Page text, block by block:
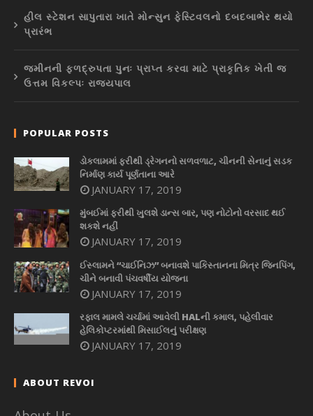
હીલ સ્ટેશન સાપુતારા ખાતે મોન્સુન ફેસ્ટિવલનો દબદબાભેર થયો
પ્રારંભ
જમીનની ફળદ્રુપતા પુનઃ પ્રાપ્ત કરવા માટે પ્રાકૃતિક ખેતી જ
ઉત્તમ વિકલ્પઃ રાજ્યપાલ
POPULAR POSTS
ડોકલામમાં ફરીથી ડ્રેગનનો સળવળાટ, ચીનની સેનાનું સડક
નિર્માણ કાર્ય પૂર્ણતાના આરે
JANUARY 17, 2019
મુંબઈમાં ફરીથી ખુલશે ડાન્સ બાર, પણ નોટોનો વરસાદ થઈ
શકશે નહીં
JANUARY 17, 2019
ઈસ્લામને “ચાઈનિઝ” બનાવશે પાકિસ્તાનના મિત્ર જિનપિંગ,
ચીને બનાવી પંચવર્ષીય યોજના
JANUARY 17, 2019
રફાલ મામલે ચર્ચામાં આવેલી HALની કમાલ, પહેલીવાર
હેલિકોપ્ટરમાંથી મિસાઈલનું પરીક્ષણ
JANUARY 17, 2019
ABOUT REVOI